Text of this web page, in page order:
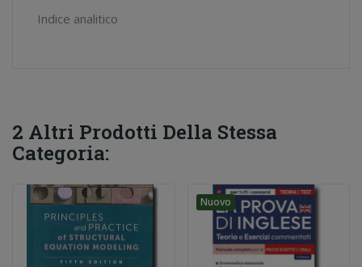
Indice analitico
2 Altri Prodotti Della Stessa
Categoria:
Nuovo